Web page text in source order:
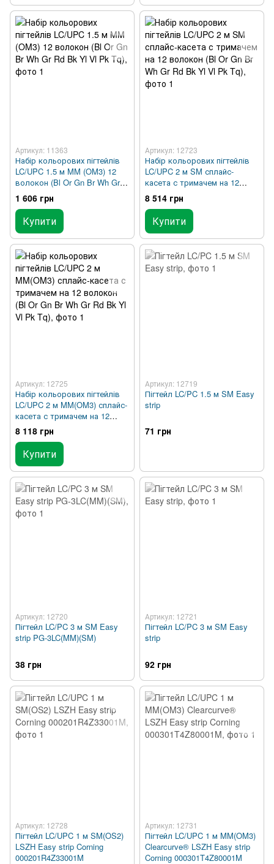
Артикул: 11363
Набір кольорових пігтейлів
LC/UPC 1.5 м MM (OM3) 12
волокон (Bl Or Gn Br Wh Gr
Rd Bk Yl Vl Pk Tq)
1 606 грн
Купити
Артикул: 12723
Набір кольорових пігтейлів
LC/UPC 2 м SM сплайс-
касета с тримачем на 12
волокон (Bl Or Gn Br Wh Gr
Rd Bk Yl Vl Pk Tq)
8 514 грн
Купити
Артикул: 12725
Набір кольорових пігтейлів
LC/UPC 2 м MM(OM3) сплайс-
касета с тримачем на 12
волокон (Bl Or Gn Br Wh Gr
Rd Bk Yl Vl Pk Tq)
8 118 грн
Купити
Артикул: 12719
Пігтейл LC/PC 1.5 м SM Easy
strip
71 грн
Артикул: 12720
Пігтейл LC/PC 3 м SM Easy
strip PG-3LC(MM)(SM)
38 грн
Артикул: 12721
Пігтейл LC/PC 3 м SM Easy
strip
92 грн
Артикул: 12728
Пігтейл LC/UPC 1 м SM(OS2)
LSZH Easy strip Corning
000201R4Z33001M
Артикул: 12731
Пігтейл LC/UPC 1 м MM(OM3)
Clearcurve® LSZH Easy strip
Corning 000301T4Z80001M